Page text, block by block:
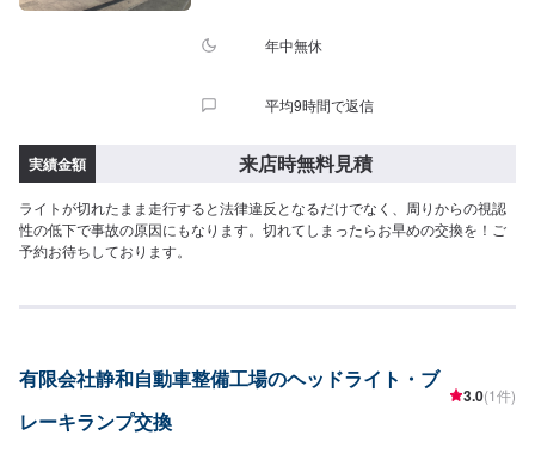
年中無休
平均9時間で返信
実績金額 来店時無料見積
ライトが切れたまま走行すると法律違反となるだけでなく、周りからの視認
性の低下で事故の原因にもなります。切れてしまったらお早めの交換を！ご
予約お待ちしております。
有限会社静和自動車整備工場のヘッドライト・ブ
レーキランプ交換
3.0(1件)